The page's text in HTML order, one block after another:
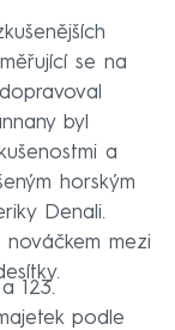
se na
byl
a
horským
Denali.
nováčkem mezi
a 123.
podle